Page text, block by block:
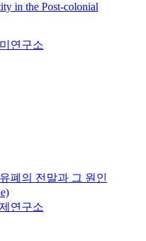
in the Post-colonial
연구소
폐의 전말과 그 원인
연구소